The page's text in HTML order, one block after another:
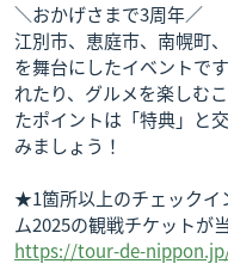
＼おかげさまで3周年／
江別市、恵庭市、南幌町
を舞台にしたイベントで
れたり、グルメを楽しむ
たポイントは「特典」と
みましょう！
★1箇所以上のチェックイ
ム2025の観戦チケット
https://tour-de-